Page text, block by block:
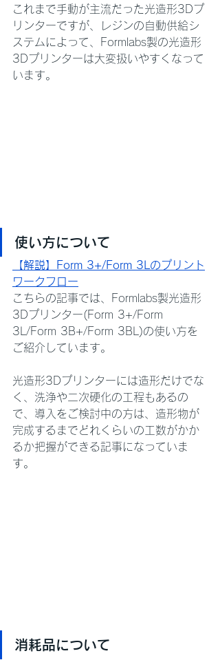
これまで手動が主流だった光造形3Dプ
リンターですが、レジンの自動供給シ
ステムによって、Formlabs製の光造形
3Dプリンターは大変扱いやすくなって
います。
使い方について
【解説】Form 3+/Form 3Lのプリント
ワークフロー
こちらの記事では、Formlabs製光造形
3Dプリンター(Form 3+/Form
3L/Form 3B+/Form 3BL)の使い方を
ご紹介しています。
光造形3Dプリンターには造形だけでな
く、洗浄や二次硬化の工程もあるの
で、導入をご検討中の方は、造形物が
完成するまでどれくらいの工数がかか
るか把握ができる記事になっていま
す。
消耗品について